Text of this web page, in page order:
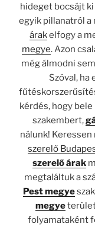
hideget bocsájt
egyik pillanatról a
árakelfogy a
megye. Azon
még álmodni
Szóval, ha
kérdés, hogy
szakembert,
nálunk!
szerelő
szerelő árak
megtaláltuk a
Pest megye
megye
folyamataként